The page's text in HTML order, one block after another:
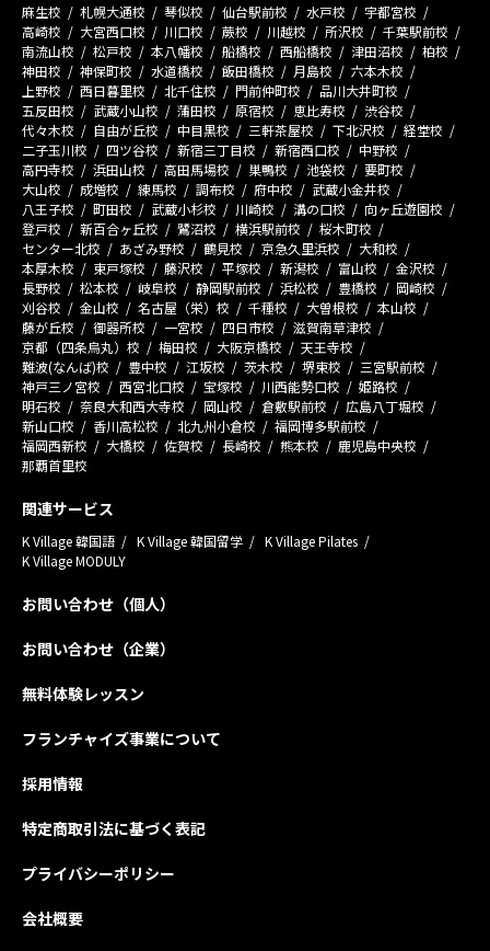
麻生校 札幌大通校 琴似校 仙台駅前校 水戸校
宇都宮校
高崎校
大宮西口校 川口校 蕨校 川越校 所沢校
千葉駅前校
南流山校
松戸校 本八幡校 船橋校 西船橋校 津田沼校
柏校
神田校
神保町校 水道橋校 飯田橋校 月島校
六本木校
上野校
西日暮里校 北千住校 門前仲町校
品川大井町校
五反田校
武蔵小山校 蒲田校 原宿校 恵比寿校
渋谷校
代々木校
自由が丘校 中目黒校 三軒茶屋校 下北沢校
経堂校
二子玉川校
四ツ谷校 新宿三丁目校 新宿西口校
中野校
高円寺校
浜田山校 高田馬場校 巣鴨校 池袋校
要町校
大山校
成増校 練馬校 調布校 府中校
武蔵小金井校
八王子校
町田校 武蔵小杉校 川崎校 溝の口校
向ヶ丘遊園校
登戸校
新百合ヶ丘校 鷺沼校 横浜駅前校
桜木町校
センター北校
あざみ野校 鶴見校 京急久里浜校
大和校
本厚木校
東戸塚校 藤沢校 平塚校 新潟校 富山校
金沢校
長野校
松本校 岐阜校 静岡駅前校 浜松校 豊橋校
岡崎校
刈谷校
金山校 名古屋（栄）校 千種校 大曽根校
本山校
藤が丘校
御器所校 一宮校 四日市校
滋賀南草津校
京都（四条烏丸）校
梅田校 大阪京橋校
天王寺校
難波(なんば)校
豊中校 江坂校 茨木校 堺東校
三宮駅前校
神戸三ノ宮校
西宮北口校 宝塚校 川西能勢口校
姫路校
明石校
奈良大和西大寺校 岡山校 倉敷駅前校
広島八丁堀校
新山口校
香川高松校 北九州小倉校
福岡博多駅前校
福岡西新校
大橋校 佐賀校 長崎校 熊本校
鹿児島中央校
那覇首里校
関連サービス
K Village 韓国語 K Village 韓国留学
K Village Pilates
K Village MODULY
お問い合わせ（個人）
お問い合わせ（企業）
無料体験レッスン
フランチャイズ事業について
採用情報
特定商取引法に基づく表記
プライバシーポリシー
会社概要